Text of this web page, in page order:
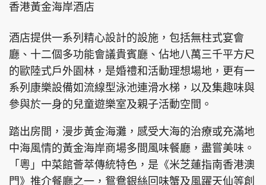
香港黃金海岸酒店
酒店提供一系列精心設計的設施，包括無柱式宴會
廳、十二個多功能會議貴賓廳、佔地八萬三千平方尺
的歐陸式戶外園林，是婚禮和活動理想場地，更有一
系列康樂設備如流線型泳池連滑水梯，以及集趣味與
參與於一身的兒童遊樂室及親子活動空間。
踏出房間，漫步黃金海灘，感受大海的治療或充滿地
中海風情的黃金海岸商場多間風味餐廳，盡嘗美味。
「粵」中菜館薈萃傳統特色，是《米芝蓮指南香港澳
門》推介餐廳之一，鴛鴦銀絲回味蟹及風躍天仙等創